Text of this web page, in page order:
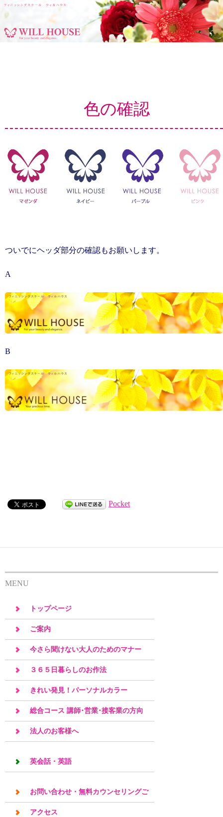
色の確認
ついでにヘッダ部分の確認もお願いします。
A
B
Pocket
MENU
トップページ
ご案内
今さら聞けない大人のためのマナー
３６５日暮らしのお作法
きれい発見！パーソナルカラー
総合コース 講師･営業･接客業の方向
け
法人のお客様へ
英会話・英語
お問い合わせ・無料カウンセリングご
予約
アクセス